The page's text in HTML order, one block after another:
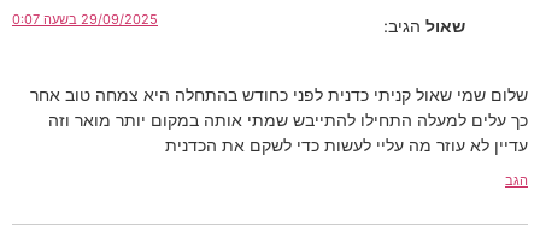
שאול הגיב: 29/09/2025 בשעה 0:07
שלום שמי שאול קניתי כדנית לפני כחודש בהתחלה היא צמחה טוב אחר
כך עלים למעלה התחילו להתייבש שמתי אותה במקום יותר מואר וזה
עדיין לא עוזר מה עליי לעשות כדי לשקם את הכדנית
הגב